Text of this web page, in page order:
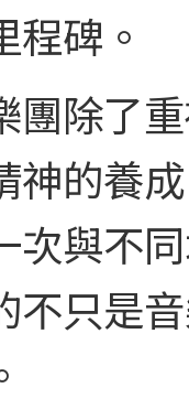
程碑。
團除了
神的養
次與不
不只是